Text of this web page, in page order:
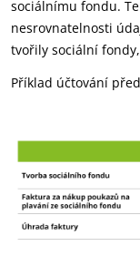
sociálnímu fondu.
nesrovnatelnosti
tvořily sociální
Příklad účtování